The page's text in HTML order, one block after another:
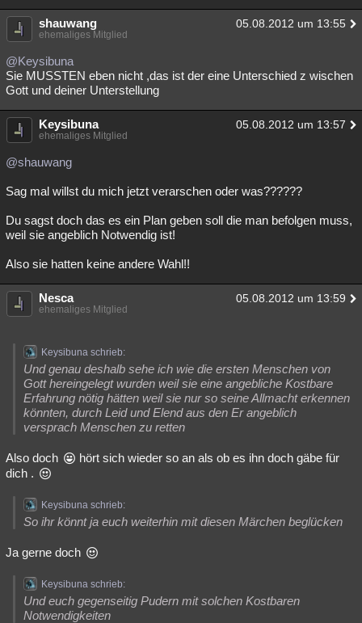
shauwang 05.08.2012 um 13:55
ehemaliges Mitglied
@Keysibuna
Sie MUSSTEN eben nicht ,das ist der eine Unterschied z wischen
Gott und deiner Unterstellung
Keysibuna 05.08.2012 um 13:57
ehemaliges Mitglied
@shauwang
Sag mal willst du mich jetzt verarschen oder was??????
Du sagst doch das es ein Plan geben soll die man befolgen muss,
weil sie angeblich Notwendig ist!
Also sie hatten keine andere Wahl!!
Nesca 05.08.2012 um 13:59
ehemaliges Mitglied
Keysibuna schrieb:
Und genau deshalb sehe ich wie die ersten Menschen von
Gott hereingelegt wurden weil sie eine angebliche Kostbare
Erfahrung nötig hätten weil sie nur so seine Allmacht erkennen
könnten, durch Leid und Elend aus den Er angeblich
versprach Menschen zu retten
Also doch
hört sich wieder so an als ob es ihn doch gäbe für
dich .
Keysibuna schrieb:
So ihr könnt ja euch weiterhin mit diesen Märchen beglücken
Ja gerne doch
Keysibuna schrieb:
Und euch gegenseitig Pudern mit solchen Kostbaren
Notwendigkeiten